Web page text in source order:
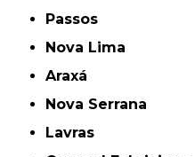
Passos
Nova Lima
Araxá
Nova Serrana
Lavras